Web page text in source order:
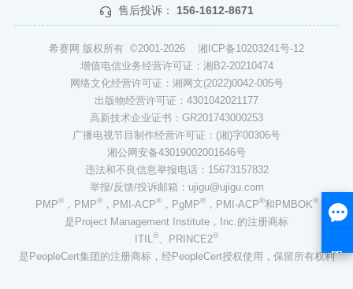
售后投诉： 156-1612-8671
希赛网 版权所有 ©2001-2026 湘ICP备10203241号-12
增值电信业务经营许可证：湘B2-20210474
网络文化经营许可证：湘网文(2022)0042-005号
出版物经营许可证：4301042021177
高新技术企业证书：GR201743000253
广播电视节目制作经营许可证：(湘)字00306号
湘公网安备43019002001646号
违法和不良信息举报电话：15673157832
举报/反馈/投诉邮箱：ujigu@ujigu.com
PMP®，PMP®，PMI-ACP®，PgMP®，PMI-ACP®和PMBOK®
是Project Management Institute，Inc.的注册商标
ITIL®、PRINCE2®
是PeopleCert集团的注册商标，经PeopleCert授权使用，保留所有权利